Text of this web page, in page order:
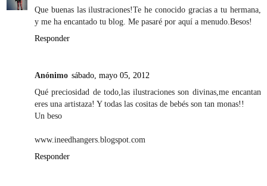
Que buenas las ilustraciones!Te he conocido gracias a tu hermana,
y me ha encantado tu blog. Me pasaré por aquí a menudo.Besos!
Responder
Anónimo sábado, mayo 05, 2012
Qué preciosidad de todo,las ilustraciones son divinas,me encantan
eres una artistaza! Y todas las cositas de bebés son tan monas!!
Un beso
www.ineedhangers.blogspot.com
Responder